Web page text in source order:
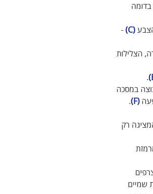
בדומה
(C)
-
הצלילות
.
במסכה
(F)
.
רק
שמיים